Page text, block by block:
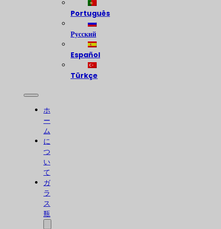
Português
Русский
Español
Türkçe
ホ
ー
ム
に
つ
い
て
ガ
ラ
ス
瓶